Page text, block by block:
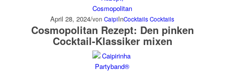
April 28, 2024/vonCaipiInCocktails Cocktails
Cosmopolitan Rezept: Den pinken
Cocktail-Klassiker mixen